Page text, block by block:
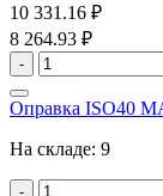
10 331.16 ₽
8 264.93 ₽
-
Оправка ISO40
На складе: 9
-